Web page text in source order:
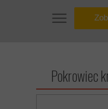
Pokrowiec